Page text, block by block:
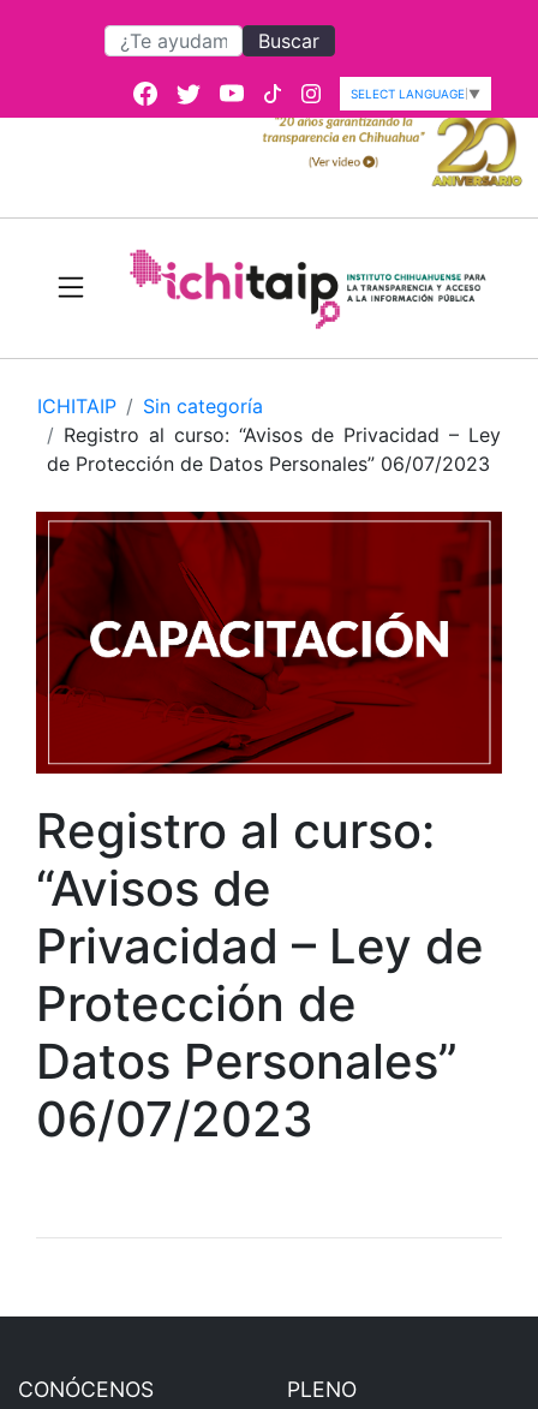
Buscar
SELECT LANGUAGE ▼
ICHITAIP
Sin categoría
Registro al curso: “Avisos de Privacidad – Ley
de Protección de Datos Personales” 06/07/2023
Registro al curso:
“Avisos de
Privacidad – Ley de
Protección de
Datos Personales”
06/07/2023
CONÓCENOS PLENO